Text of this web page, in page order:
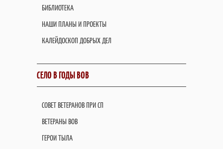
БИБЛИОТЕКА
НАШИ ПЛАНЫ И ПРОЕКТЫ
КАЛЕЙДОСКОП ДОБРЫХ ДЕЛ
СЕЛО В ГОДЫ ВОВ
СОВЕТ ВЕТЕРАНОВ ПРИ СП
ВЕТЕРАНЫ ВОВ
ГЕРОИ ТЫЛА